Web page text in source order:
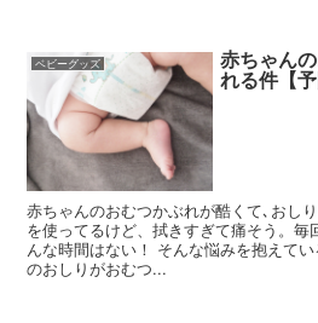
ベビーグッズ 赤ちゃん
れる件【
赤ちゃんのおむつかぶれが酷くて､おし
を使ってるけど、拭きすぎて痛そう。毎
んな時間はない！ そんな悩みを抱えて
のおしりがおむつ...